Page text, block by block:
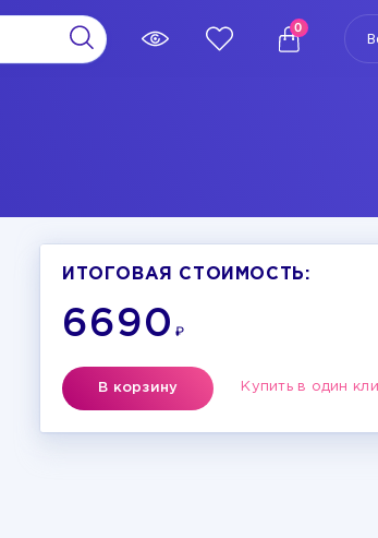
0
ИТОГОВАЯ СТОИМОСТЬ:
6690 ₽
В корзину Купить в один